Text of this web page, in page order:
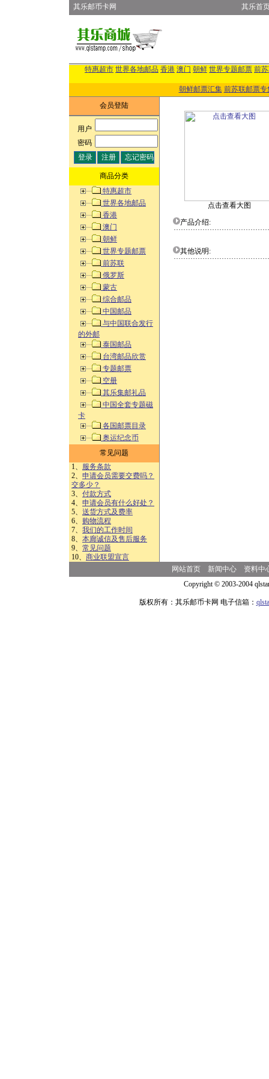
其乐邮币卡网 其乐首
特惠超市 世界各地邮品 香港 澳门 朝鲜 世界专题邮票 前
朝鲜邮票汇集 前苏联邮票专
会员登陆
用户:
密码:
商品分类
特惠超市
世界各地邮品
香港
澳门
朝鲜
世界专题邮票
前苏联
俄罗斯
蒙古
综合邮品
中国邮品
与中国联合发行
的外邮
泰国邮品
台湾邮品欣赏
专题邮票
空册
其乐集邮礼品
中国全套专题磁
卡
各国邮票目录
奥运纪念币
常见问题
1、 服务条款
2、 申请会员需要交费吗？
交多少？
3、 付款方式
4、 申请会员有什么好处？
5、 送货方式及费率
6、 购物流程
7、 我们的工作时间
8、 本廊诚信及售后服务
9、 常见问题
10、 商业联盟宣言
点击查看大图
产品介绍:
其他说明:
网站首页 新闻中心
资料中
Copyright © 2003-2004
版权所有：其乐邮币卡网 电子信箱：